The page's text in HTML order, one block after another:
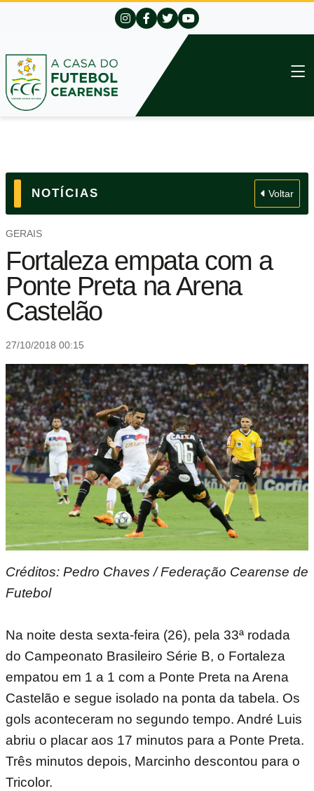
NOTÍCIAS Voltar
GERAIS
Fortaleza empata com a
Ponte Preta na Arena
Castelão
27/10/2018 00:15
Créditos: Pedro Chaves / Federação Cearense de
Futebol
Na noite desta sexta-feira (26), pela 33ª rodada
do Campeonato Brasileiro Série B, o Fortaleza
empatou em 1 a 1 com a Ponte Preta na Arena
Castelão e segue isolado na ponta da tabela. Os
gols aconteceram no segundo tempo. André Luis
abriu o placar aos 17 minutos para a Ponte Preta.
Três minutos depois, Marcinho descontou para o
Tricolor.